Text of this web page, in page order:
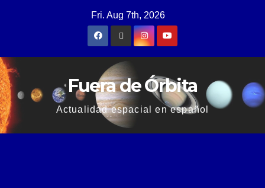
Fri. Aug 7th, 2026
Fuera de Órbita
Actualidad espacial en español